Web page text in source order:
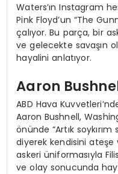
Waters’ın Instagram
Pink Floyd’un “The
çalıyor. Bu parça, bir
ve gelecekte savaşın
hayalini anlatıyor.
Aaron
ABD Hava
Aaron Bushnell,
önünde “Artık
diyerek kendisini ateşe
askeri üniformasıyla
ve olay sonucunda